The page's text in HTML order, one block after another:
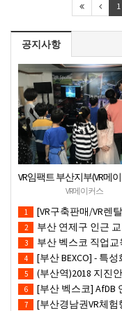
1
공지사항
VR임팩트 부산지부(VR메
산) 지역기관 무료VR체험
제공
VR메이커스
1 [VR구축판매/VR렌탈행용 체험부스][신제
2 부산 연제구 인근
3 부산 벡스코 직업교
4 [부산 BEXCO] - 특성화고&제대
5 (부산역)2018 지진
6 [부산 벡스코] AfDB 연
7 [부산경남권VR체